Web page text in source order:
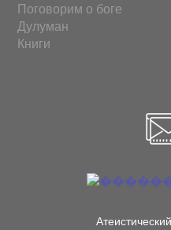
Поговорим о боге
Дулуман
Книги